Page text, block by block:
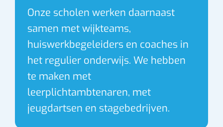
Onze scholen werken daarnaast
samen met wijkteams,
huiswerkbegeleiders en coaches in
het regulier onderwijs. We hebben
te maken met
leerplichtambtenaren, met
jeugdartsen en stagebedrijven.